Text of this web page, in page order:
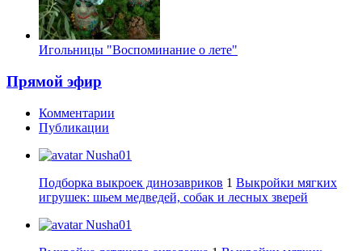
Игольницы "Воспоминание о лете"
Прямой эфир
Комментарии
Публикации
Nusha01
Подборка выкроек динозавриков 1 Выкройки мягких
игрушек: шьем медведей, собак и лесных зверей
Nusha01